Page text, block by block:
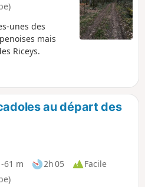
unes des
mais
Riceys.
au départ des
-61 m 2h 05
Facile